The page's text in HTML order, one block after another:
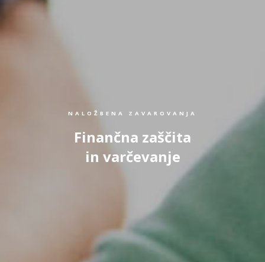
NALOŽBENA ZAVAROVANJA
Finančna zaščita
in varčevanje